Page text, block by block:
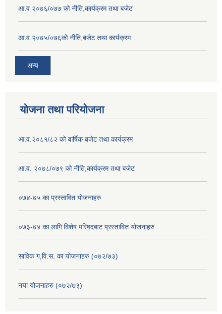
आ.व २०७६/०७७ को नीति,कार्यक्रम तथा बजेट
आ.व.२०७५/०७६को नीति,बजेट तथा कार्यक्रम
अन्य
योजना तथा परियोजना
आ.व.२०८१/८२ को बार्षिक बजेट तथा कार्यक्रम
आ.व. २०७८/०७९ को नीति,कार्यक्रम तथा बजेट
०७४-७५ का प्रस्तावित योजनाहरु
०७३-७४ का लागि विशेष परिषदबाट प्रस्तावित योजनाहरु
साविक ग,वि.स. का योजनाहरु (०७२/७३)
नया योजनाहरु (०७२/७३)